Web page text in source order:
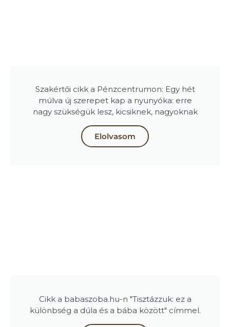
Szakértői cikk a Pénzcentrumon: Egy hét
múlva új szerepet kap a nyunyóka: erre
nagy szükségük lesz, kicsiknek, nagyoknak
Elolvasom
Cikk a babaszoba.hu-n "Tisztázzuk: ez a
különbség a dúla és a bába között" címmel.